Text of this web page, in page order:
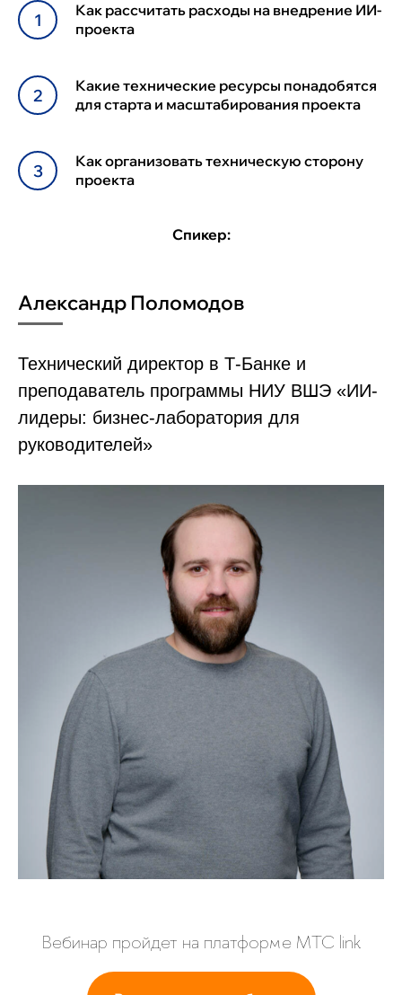
Как рассчитать расходы на внедрение ИИ-
проекта
Какие технические ресурсы понадобятся
для старта и масштабирования проекта
Как организовать техническую сторону
проекта
Спикер:
Александр Поломодов
Технический директор в Т-Банке и
преподаватель программы НИУ ВШЭ «ИИ-
лидеры: бизнес-лаборатория для
руководителей»
Вебинар пройдет на платформе МТС link